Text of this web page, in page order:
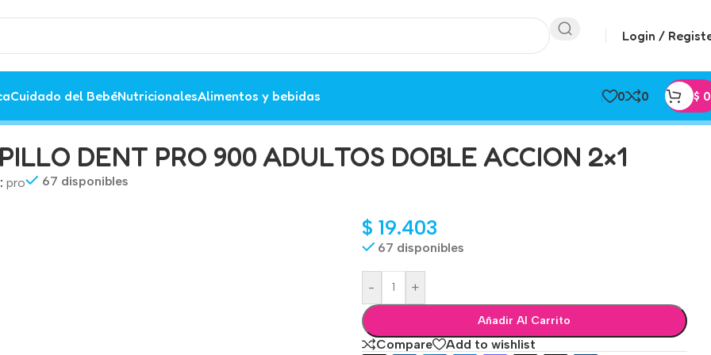
Login /
Cuidado del BebéNutricionalesAlimentos y bebidas 0 0 $ 0
DENT PRO 900 ADULTOS DOBLE ACCION 2×1
pro 67 disponibles
$ 19.403
67 disponibles
- +
Añadir Al Carrito
Compare Add to wishlist